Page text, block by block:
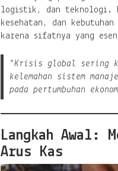
logistik, dan teknologi.
kesehatan, dan
karena sifatnya yang
“Krisis global sering
kelemahan sistem
pada pertumbuhan
Langkah Awal:
Arus Kas